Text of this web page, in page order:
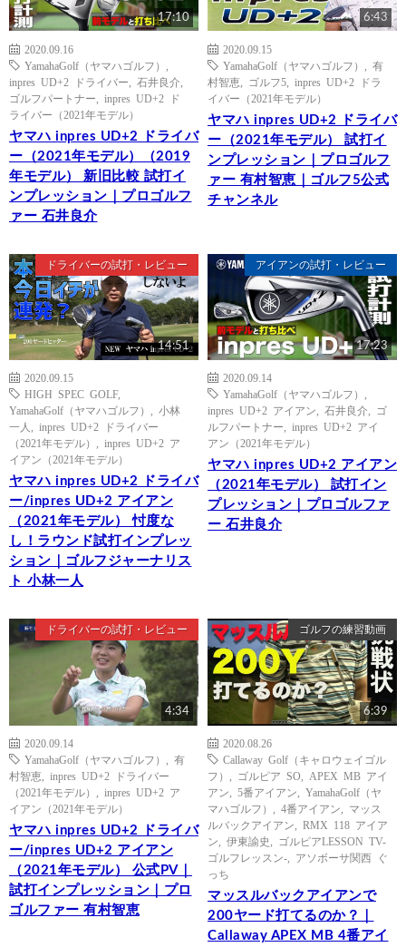
17:10
2020.09.16
YamahaGolf（ヤマハゴルフ）
inpres UD+2 ドライバー
石井良介
ゴルフパートナー
inpres UD+2 ド
ライバー（2021年モデル）
ヤマハ inpres UD+2 ドライバ
ー（2021年モデル）（2019
年モデル） 新旧比較 試打イ
ンプレッション｜プロゴルフ
ァー 石井良介
6:43
2020.09.15
YamahaGolf（ヤマハゴルフ）
有
村智恵
ゴルフ5
inpres UD+2 ドラ
イバー（2021年モデル）
ヤマハ inpres UD+2 ドライバ
ー（2021年モデル） 試打イ
ンプレッション｜プロゴルフ
ァー 有村智恵｜ゴルフ5公式
チャンネル
ドライバーの試打・レビュー
14:51
2020.09.15
HIGH SPEC GOLF,
YamahaGolf（ヤマハゴルフ）
小林
一人
inpres UD+2 ドライバー
（2021年モデル）
inpres UD+2 ア
イアン（2021年モデル）
ヤマハ inpres UD+2 ドライバ
ー/inpres UD+2 アイアン
（2021年モデル） 忖度な
し！ラウンド試打インプレッ
ション｜ゴルフジャーナリス
ト 小林一人
アイアンの試打・レビュー
17:23
2020.09.14
YamahaGolf（ヤマハゴルフ）
inpres UD+2 アイアン
石井良介
ゴ
ルフパートナー
inpres UD+2 アイ
アン（2021年モデル）
ヤマハ inpres UD+2 アイアン
（2021年モデル） 試打イン
プレッション｜プロゴルファ
ー 石井良介
ドライバーの試打・レビュー
4:34
2020.09.14
YamahaGolf（ヤマハゴルフ）
有
村智恵
inpres UD+2 ドライバー
（2021年モデル）
inpres UD+2 ア
イアン（2021年モデル）
ヤマハ inpres UD+2 ドライバ
ー/inpres UD+2 アイアン
（2021年モデル） 公式PV｜
試打インプレッション｜プロ
ゴルファー 有村智恵
ゴルフの練習動画
6:39
2020.08.26
Callaway Golf（キャロウェイゴル
フ）
ゴルピア SO
APEX MB アイ
アン
5番アイアン
YamahaGolf（ヤ
マハゴルフ）
4番アイアン
マッス
ルバックアイアン
RMX 118 アイア
ン
伊東諭史
ゴルピアLESSON TV-
ゴルフレッスン-
アソボーサ関西 ぐ
っち
マッスルバックアイアンで
200ヤード打てるのか？｜
Callaway APEX MB 4番アイ